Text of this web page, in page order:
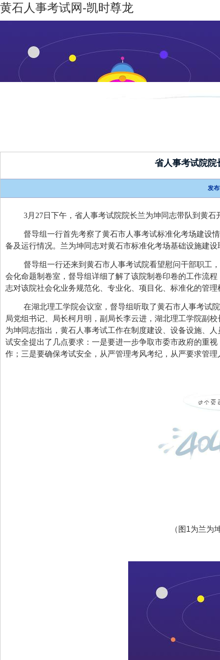
黄石人事考试网-凯时尊龙
省人事考试院院
发
3月27日下午，省人事考试院院长兰为坤同志带队到黄
督导组一行首先考察了黄石市人事考试标准化考场建设
备及运行情况。兰为坤同志对黄石市标准化考场基础设施建
督导组一行还来到黄石市人事考试院看望慰问干部职工
会化命题制卷室，督导组详细了解了该院制卷印卷的工作流
志对该院社会化业务规范化、专业化、项目化、标准化的管
在湖北理工学院会议室，督导组听取了黄石市人事考试
局党组书记、局长柯月明，副局长李云进，湖北理工学院副
为坤同志指出，黄石人事考试工作在制度建设、设备设施、
试安全提出了几点要求：一是要进一步争取市委市政府的重
作；三是要确保考试安全，从严管理考风考纪，从严要求管理
（图1为兰为